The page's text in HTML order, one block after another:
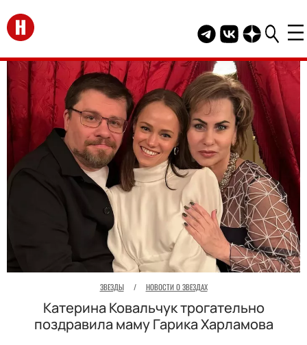
Перейти на главную
Telegram канал
Группа HELLO
Канал
ЗВЕЗДЫ / НОВОСТИ О ЗВЕЗДАХ
Катерина Ковальчук трогательно
поздравила маму Гарика Харламова